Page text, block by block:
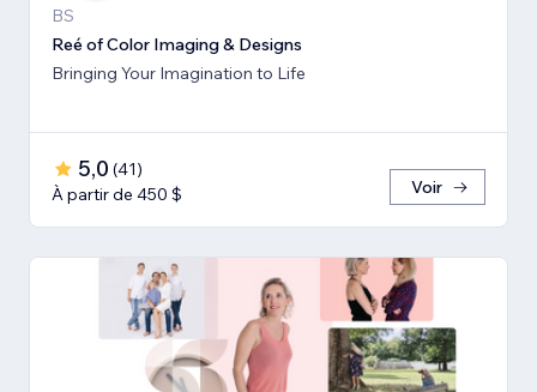
BS
Reé of Color Imaging & Designs
Bringing Your Imagination to Life
5,0 (41)
À partir de 450 $
Voir